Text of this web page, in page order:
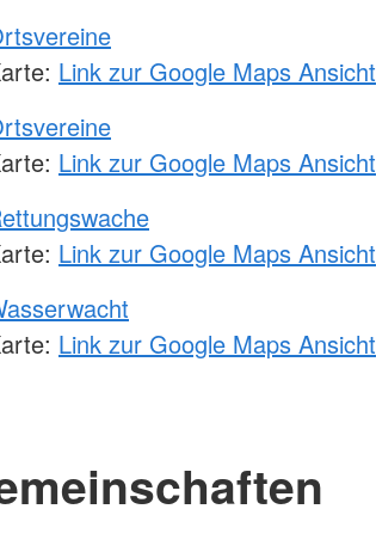
Link zur Google Maps Ansicht
Link zur Google Maps Ansicht
Link zur Google Maps Ansicht
Link zur Google Maps Ansicht